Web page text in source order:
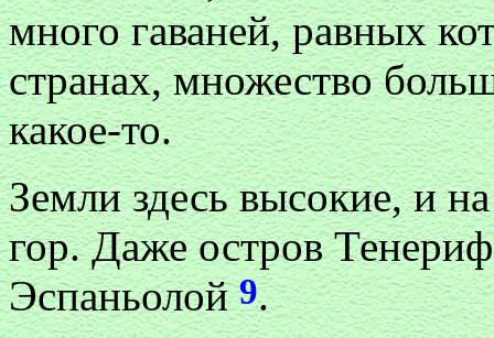
много гаваней, равных
странах, множество
какое-то.
Земли здесь высокие, и
гор. Даже остров
Эспаньолой9.